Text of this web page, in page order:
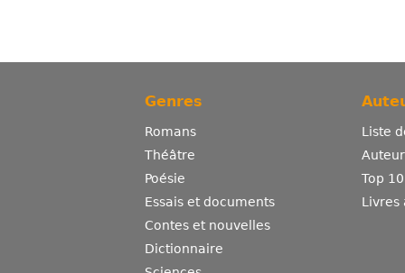
Genres
Romans
Théâtre
Poésie
Essais et documents
Contes et nouvelles
Dictionnaire
Liste
Top
Livres